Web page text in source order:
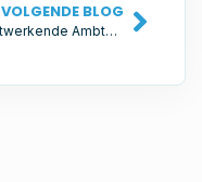
VOLGENDE BLOG
De Netwerkende Ambtenaar